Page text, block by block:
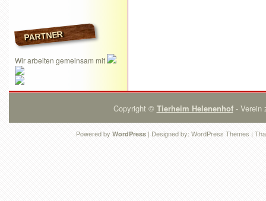
PARTNER
Wir arbeiten gemeinsam mit
Copyright © Tierheim Helenenhof- Verein
Powered by WordPress | Designed by: WordPress Themes |